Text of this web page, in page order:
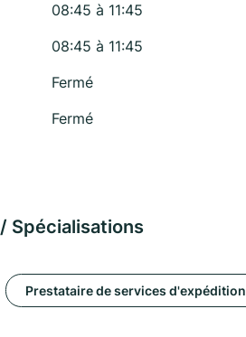
08:45 à 11:45
08:45 à 11:45
Fermé
Fermé
Spécialisations
Prestataire de services d'expédition